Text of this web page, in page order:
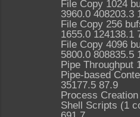
File Copy 1024
3960.0 408203.3
File Copy 256
1655.0 124138.1
File Copy 4096
5800.0 808835.5
Pipe Throughput
Pipe-based
35177.5 87.9
Process
Shell Scripts (1